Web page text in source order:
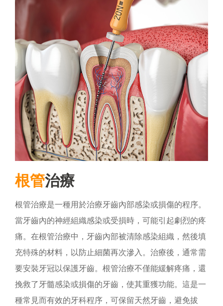
根管治療
根管治療是一種用於治療牙齒內部感染或損傷的程序。
當牙齒內的神經組織感染或受損時，可能引起劇烈的疼
痛。在根管治療中，牙齒內部被清除感染組織，然後填
充特殊的材料，以防止細菌再次滲入。治療後，通常需
要安裝牙冠以保護牙齒。根管治療不僅能緩解疼痛，還
挽救了牙髓感染或損傷的牙齒，使其重獲功能。這是一
種常見而有效的牙科程序，可保留天然牙齒，避免拔